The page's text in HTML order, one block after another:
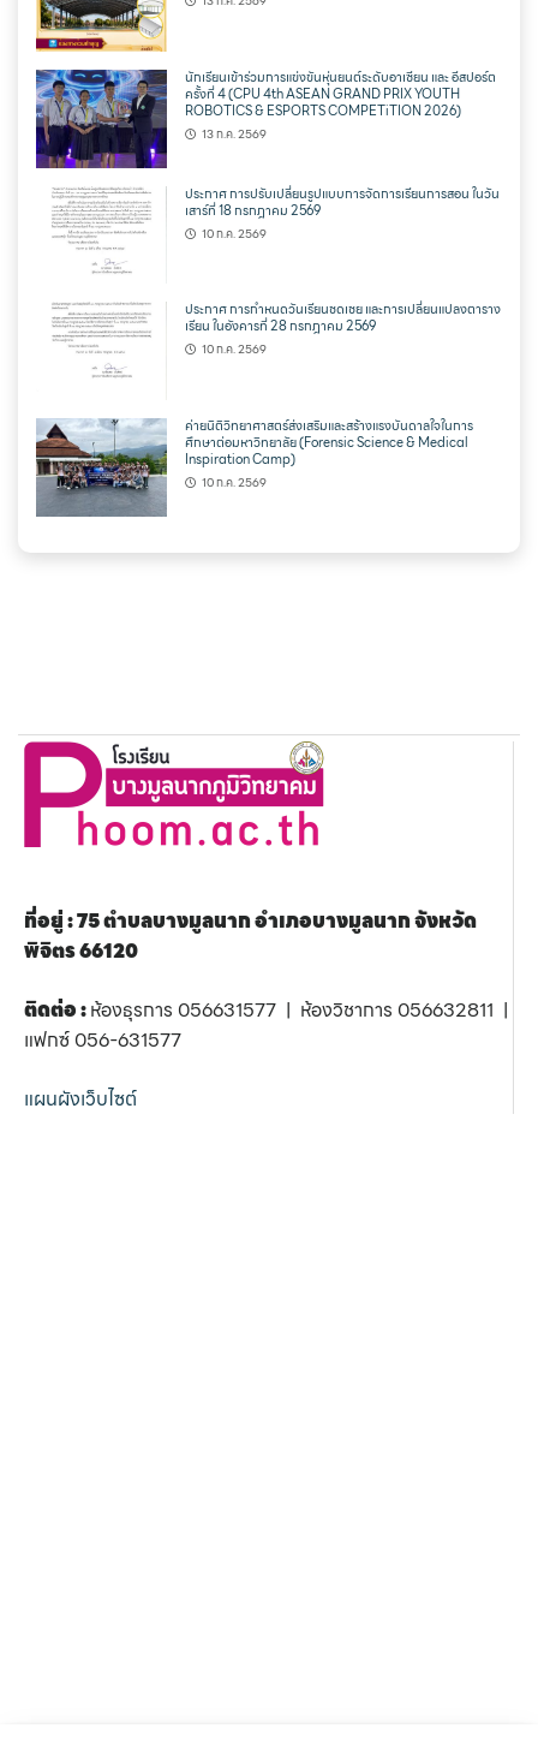
นักเรียนเข้าร่วมการแข่งขันหุ่นยนต์ระดับอาเซียน และ อีสปอร์ต
ครั้งที่ 4 (CPU 4th ASEAN GRAND PRIX YOUTH
ROBOTICS & ESPORTS COMPETiTION 2026)
13 ก.ค. 2569
ประกาศ การปรับเปลี่ยนรูปแบบการจัดการเรียนการสอน ในวัน
เสาร์ที่ 18 กรกฎาคม 2569
10 ก.ค. 2569
ประกาศ การกำหนดวันเรียนชดเชย และการเปลี่ยนแปลงตาราง
เรียน ในอังคารที่ 28 กรกฎาคม 2569
10 ก.ค. 2569
ค่ายนิติวิทยาศาสตร์ส่งเสริมและสร้างแรงบันดาลใจในการ
ศึกษาต่อมหาวิทยาลัย (Forensic Science & Medical
Inspiration Camp)
10 ก.ค. 2569
ที่อยู่ : 75 ตำบลบางมูลนาก อำเภอบางมูลนาก จังหวัด
พิจิตร 66120
ติดต่อ :ห้องธุรการ 056631577 | ห้องวิชาการ 056632811 |
แฟกซ์ 056-631577
แผนผังเว็บไซต์